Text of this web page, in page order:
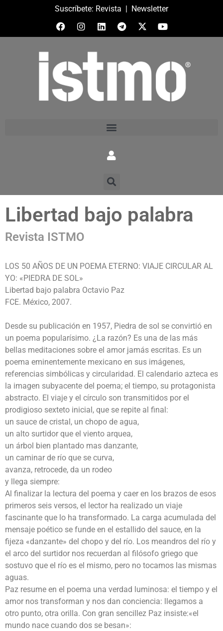
Suscríbete: Revista | Newsletter
Libertad bajo palabra
Revista ISTMO
LOS 50 AÑOS DE UN POEMA ETERNO: VIAJE CIRCULAR AL
YO: «PIEDRA DE SOL»
Libertad bajo palabra Octavio Paz
FCE. México, 2007.
Desde su publicación en 1957, Piedra de sol se convirtió en
un poema popularísimo. ¿La razón? Es una de las más
bellas meditaciones sobre el amor jamás escritas. Es un
poema eminentemente mexicano en sus imágenes,
referencias simbólicas y circularidad. El calendario azteca es
la imagen subyacente del poema; el tiempo, su protagonista
abstracto. El viaje y el círculo son transmitidos por el
prodigioso sexteto inicial, que se repite al final:
un sauce de cristal, un chopo de agua,
un alto surtidor que el viento arquea,
un árbol bien plantado mas danzante,
un caminar de río que se curva,
avanza, retrocede, da un rodeo
y llega siempre:
Al finalizar la lectura del poema y caer en los brazos de esos
primeros seis versos, el lector ha realizado un viaje
fascinante que lo ha transformado. La carga acumulada del
mensaje poético se funde en el estallido del sauce, en la
fijeza «danzante» del chopo y del río. Los meandros del río y
el arco del surtidor nos recuerdan al filósofo griego que
sostuvo que el río es el mismo, pero no tocamos las mismas
aguas.
Paz resume en el poema una verdad luminosa: el tiempo y el
amor nos transforman y nos dan conciencia: llegamos a
otro punto, otra orilla. Con gran sencillez Paz insiste:«el
mundo nace cuando dos se besan»: